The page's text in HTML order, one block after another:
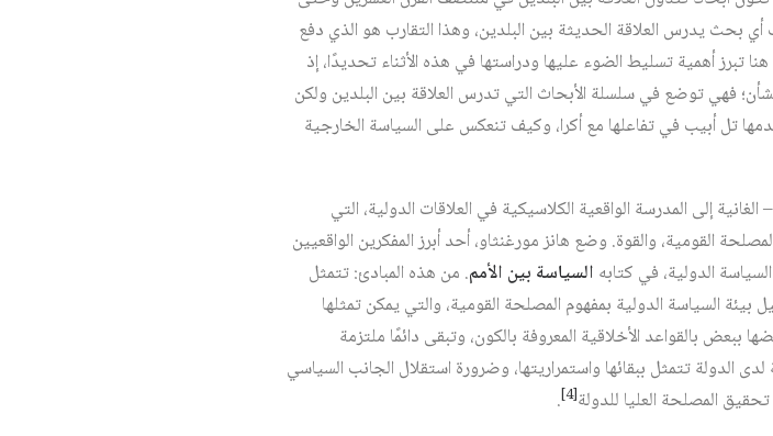
الأفريقية مع إسرائيل عام 1973. لم نصادف أي بحث يدرس العلاقة الحديثة بين البلدين، وهذا التقارب هو الذي دفع
تبرز أهمية تسليط الضوء عليها ودراستها في هذه الأثناء تحديدًا، إذ
فهي توضع في سلسلة الأبحاث التي تدرس العلاقة بين البلدين ولكن
تل أبيب في تفاعلها مع أكرا، وكيف تنعكس على السياسة الخارجية
إلى المدرسة الواقعية الكلاسيكية في العلاقات الدولية، التي
القومية، والقوة. وضع هانز مورغنثاو، أحد أبرز المفكرين الواقعيين
الدولية، في كتابه السياسة بين الأمم. من هذه المبادئ: تتمثل
بيئة السياسة الدولية بمفهوم المصلحة القومية، والتي يمكن تمثلها
ببعض بالقواعد الأخلاقية المعروفة بالكون، وتبقى دائمًا ملتزمة
الدولة تتمثل ببقائها واستمراريتها، وضرورة استقلال الجانب السياسي
المصلحة العليا للدولة‏[4]
.